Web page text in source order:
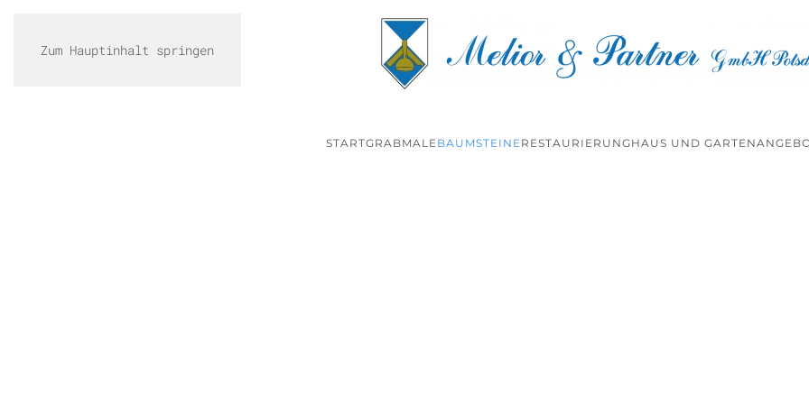
Zum Hauptinhalt springen
STARTGRABMALEBAUMSTEINERESTAURIERUNGHAUS UND GARTEN